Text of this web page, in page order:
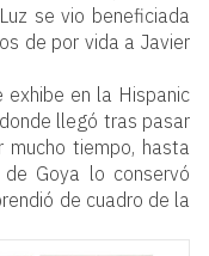
se vio beneficiada
de por vida a Javier
exhibe en la Hispanic
llegó tras pasar
mucho tiempo, hasta
Goya lo conservó
de cuadro de la